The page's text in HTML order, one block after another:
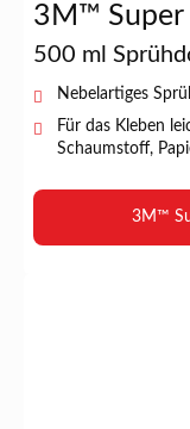
3M™ Super
500 ml
Nebelartiges
Für das Kleben
Schaumstoff,
3M™